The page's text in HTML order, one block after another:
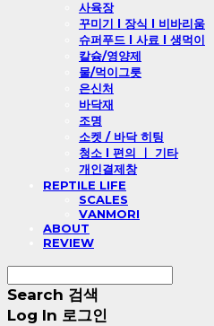
사육장
꾸미기 l 장식 l 비바리움
슈퍼푸드 l 사료 l 생먹이
칼슘/영양제
물/먹이그릇
은신처
바닥재
조명
소켓 / 바닥 히팅
청소 l 편의 ㅣ 기타
개인결제창
REPTILE LIFE
SCALES
VANMORI
ABOUT
REVIEW
Search 검색
Log In 로그인